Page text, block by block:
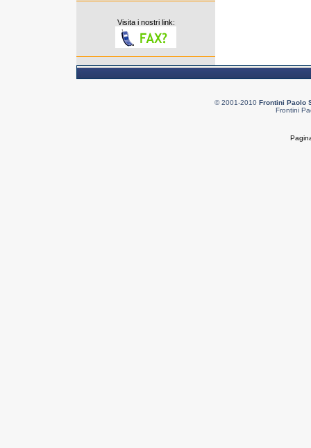
Visita i nostri link:
© 2001-2010 Frontini Paolo
Frontini